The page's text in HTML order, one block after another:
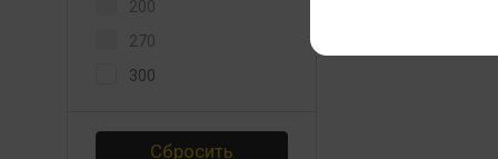
200
270
300
Сбросить